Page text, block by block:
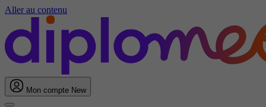
Aller au contenu
Mon compte New